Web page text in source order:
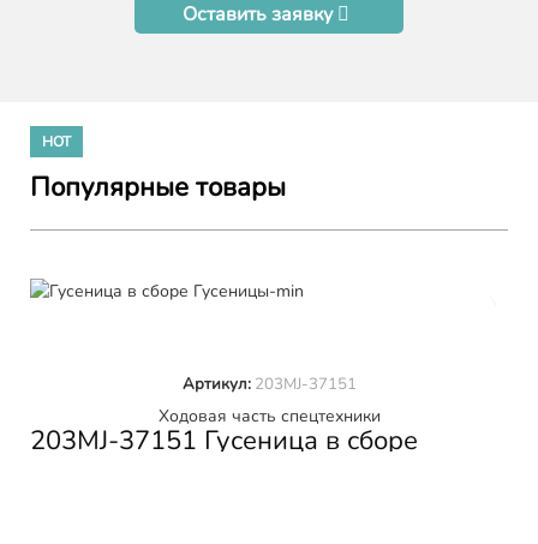
Оставить заявку
HOT
Популярные товары
203MJ-37151 Гусеница в сборе
SHANTUI SD16
Ходовая часть спецтехники
Артикул: 203MJ-37151